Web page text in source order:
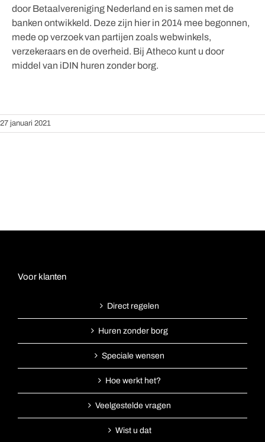
door Betaalvereniging Nederland en is samen met de
banken ontwikkeld. Deze zijn hier in 2014 mee begonnen,
mede op verzoek van partijen zoals webwinkels,
verzekeraars en de overheid. Bij Atheco kunt u door
middel van iDIN huren zonder borg.
27 januari 2021
Voor klanten
Direct regelen
Huren zonder borg
Speciale wensen
Hoe werkt het?
Veelgestelde vragen
Wist u dat